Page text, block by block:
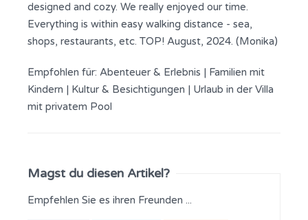
designed and cozy. We really enjoyed our time.
Everything is within easy walking distance - sea,
shops, restaurants, etc. TOP! August, 2024. (Monika)
Empfohlen für: Abenteuer & Erlebnis | Familien mit
Kindern | Kultur & Besichtigungen | Urlaub in der Villa
mit privatem Pool
Magst du diesen Artikel?
Empfehlen Sie es ihren Freunden ...